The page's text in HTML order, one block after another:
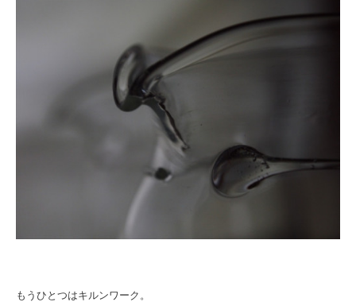
もうひとつはキルンワーク。